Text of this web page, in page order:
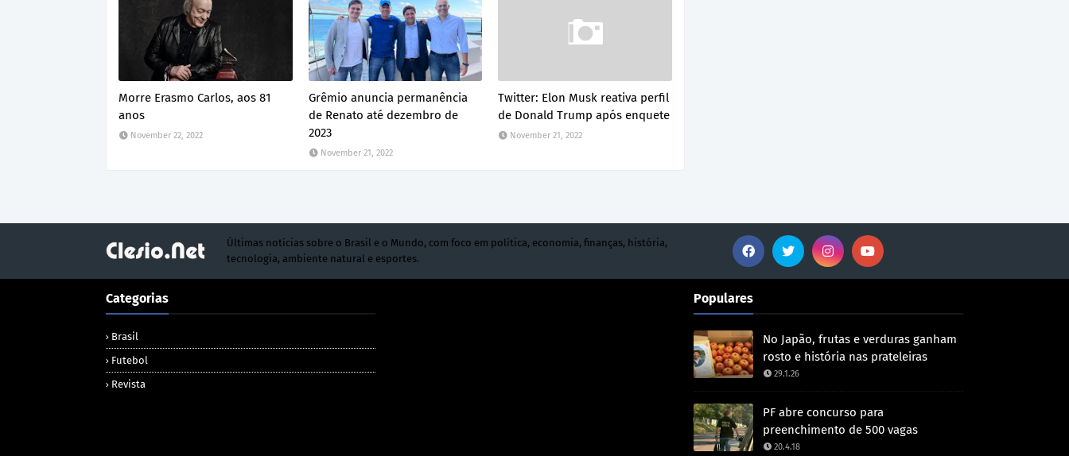
Morre Erasmo Carlos, aos 81
anos
November 22, 2022
Grêmio anuncia permanência
de Renato até dezembro de
2023
November 21, 2022
Twitter: Elon Musk reativa perfil
de Donald Trump após enquete
November 21, 2022
Últimas notícias sobre o Brasil e o Mundo, com foco em política, economia, finanças, história,
tecnologia, ambiente natural e esportes.
Categorias
Brasil
Futebol
Revista
Populares
No Japão, frutas e verduras ganham
rosto e história nas prateleiras
29.1.26
PF abre concurso para
preenchimento de 500 vagas
20.4.18